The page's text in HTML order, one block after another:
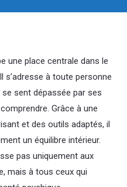
une place centrale dans le
s’adresse à toute personne
sent dépassée par ses
Grâce à une
et des outils adaptés, il
un équilibre intérieur.
pas uniquement aux
mais à tous ceux qui